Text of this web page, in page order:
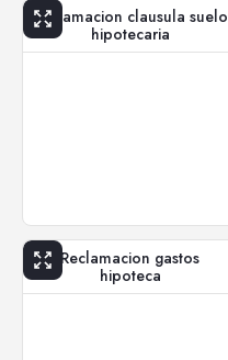
Reclamacion clausula suelo
hipotecaria
Reclamacion gastos
hipoteca